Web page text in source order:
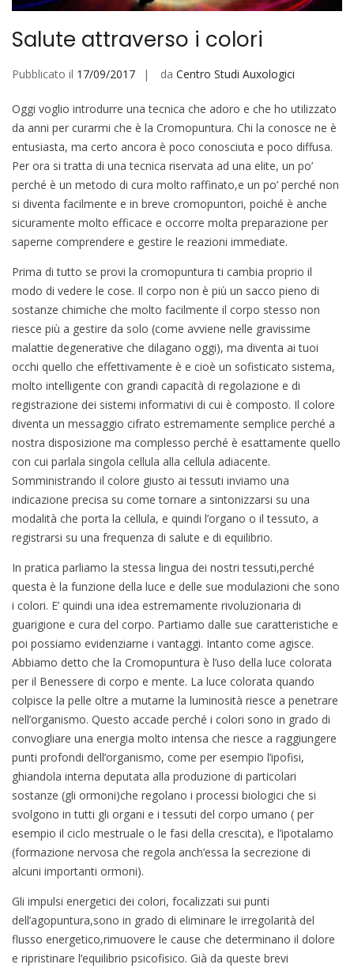
Salute attraverso i colori
Pubblicato il 17/09/2017 da Centro Studi Auxologici
Oggi voglio introdurre una tecnica che adoro e che ho utilizzato
da anni per curarmi che è la Cromopuntura. Chi la conosce ne è
entusiasta, ma certo ancora è poco conosciuta e poco diffusa.
Per ora si tratta di una tecnica riservata ad una elite, un po’
perché è un metodo di cura molto raffinato,e un po’ perché non
si diventa facilmente e in breve cromopuntori, poiché è anche
sicuramente molto efficace e occorre molta preparazione per
saperne comprendere e gestire le reazioni immediate.
Prima di tutto se provi la cromopuntura ti cambia proprio il
modo di vedere le cose. Il corpo non è più un sacco pieno di
sostanze chimiche che molto facilmente il corpo stesso non
riesce più a gestire da solo (come avviene nelle gravissime
malattie degenerative che dilagano oggi), ma diventa ai tuoi
occhi quello che effettivamente è e cioè un sofisticato sistema,
molto intelligente con grandi capacità di regolazione e di
registrazione dei sistemi informativi di cui è composto. Il colore
diventa un messaggio cifrato estremamente semplice perché a
nostra disposizione ma complesso perché è esattamente quello
con cui parlala singola cellula alla cellula adiacente.
Somministrando il colore giusto ai tessuti inviamo una
indicazione precisa su come tornare a sintonizzarsi su una
modalità che porta la cellula, e quindi l’organo o il tessuto, a
registrarsi su una frequenza di salute e di equilibrio.
In pratica parliamo la stessa lingua dei nostri tessuti,perché
questa è la funzione della luce e delle sue modulazioni che sono
i colori. E’ quindi una idea estremamente rivoluzionaria di
guarigione e cura del corpo. Partiamo dalle sue caratteristiche e
poi possiamo evidenziarne i vantaggi. Intanto come agisce.
Abbiamo detto che la Cromopuntura è l’uso della luce colorata
per il Benessere di corpo e mente. La luce colorata quando
colpisce la pelle oltre a mutarne la luminosità riesce a penetrare
nell’organismo. Questo accade perché i colori sono in grado di
convogliare una energia molto intensa che riesce a raggiungere
punti profondi dell’organismo, come per esempio l’ipofisi,
ghiandola interna deputata alla produzione di particolari
sostanze (gli ormoni)che regolano i processi biologici che si
svolgono in tutti gli organi e i tessuti del corpo umano ( per
esempio il ciclo mestruale o le fasi della crescita), e l’ipotalamo
(formazione nervosa che regola anch’essa la secrezione di
alcuni importanti ormoni).
Gli impulsi energetici dei colori, focalizzati sui punti
dell’agopuntura,sono in grado di eliminare le irregolarità del
flusso energetico,rimuovere le cause che determinano il dolore
e ripristinare l’equilibrio psicofisico. Già da queste brevi